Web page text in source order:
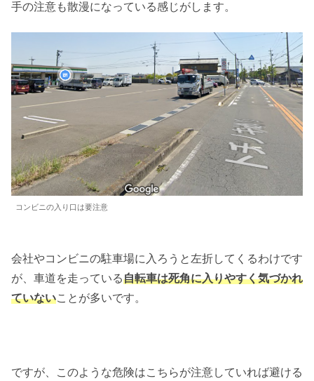
手の注意も散漫になっている感じがします。
コンビニの入り口は要注意
会社やコンビニの駐車場に入ろうと左折してくるわけです
が、車道を走っている自転車は死角に入りやすく気づかれ
ていないことが多いです。
ですが、このような危険はこちらが注意していれば避ける